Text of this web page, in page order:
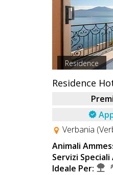
Residence
Residence
Verbania
Animali
Servizi Speciali
Ideale Per: